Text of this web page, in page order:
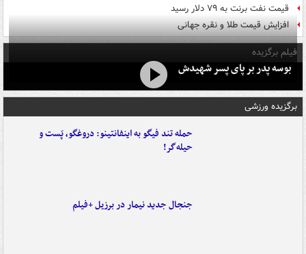
قیمت نفت برنت به ۷۹ دلار رسید
افزایش قیمت طلا و نقره جهانی
فیلم برگزیده
بوسه‌ پدر بر پای پسر شهیدش
برگزیده ورزشی
حمله تند فیگو به اینفانتینو: دروغگو، پَست‌ و
حیله‌گر!
جنجال جدید نیمار در برزیل +فیلم